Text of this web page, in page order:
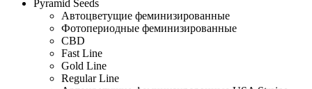
Pyramid Seeds
Автоцветущие феминизированные
Фотопериодные феминизированные
CBD
Fast Line
Gold Line
Regular Line